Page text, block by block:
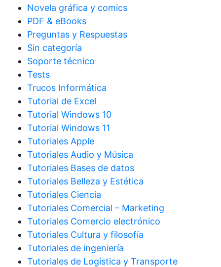
Novela gráfica y comics
PDF & eBooks
Preguntas y Respuestas
Sin categoría
Soporte técnico
Tests
Trucos Informática
Tutorial de Excel
Tutorial Windows 10
Tutorial Windows 11
Tutoriales Apple
Tutoriales Audio y Música
Tutoriales Bases de datos
Tutoriales Belleza y Estética
Tutoriales Ciencia
Tutoriales Comercial – Marketing
Tutoriales Comercio electrónico
Tutoriales Cultura y filosofía
Tutoriales de ingeniería
Tutoriales de Logística y Transporte